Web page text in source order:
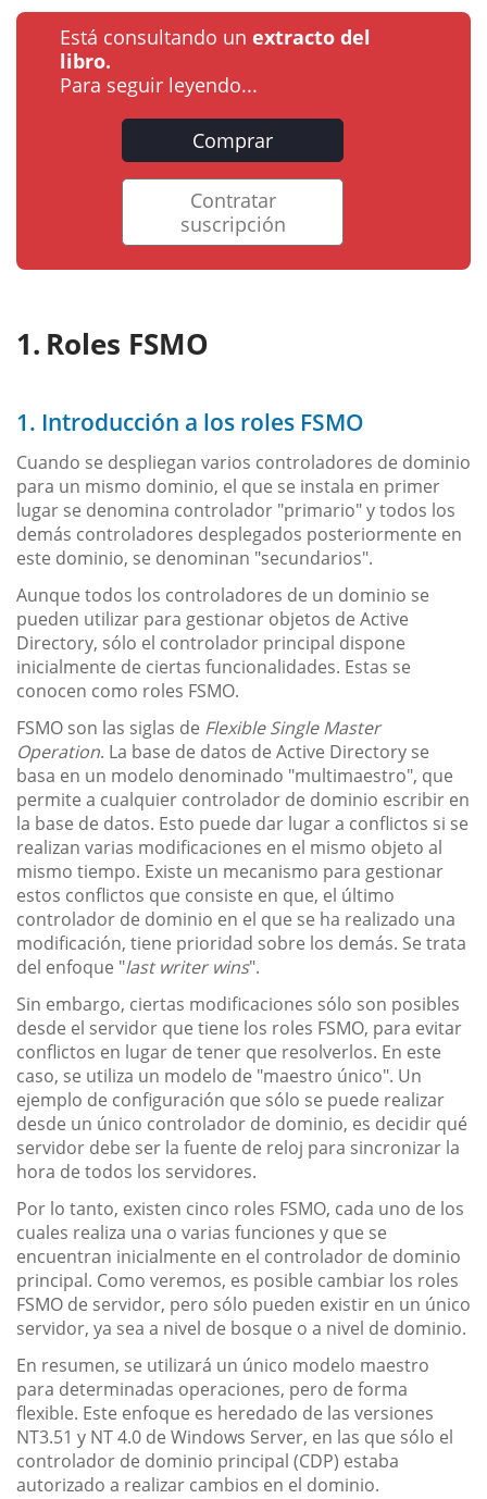
Está consultando un extracto del
libro.
Para seguir leyendo...
Comprar
Contratar
suscripción
Roles FSMO
1. Introducción a los roles FSMO
Cuando se despliegan varios controladores de dominio
para un mismo dominio, el que se instala en primer
lugar se denomina controlador "primario" y todos los
demás controladores desplegados posteriormente en
este dominio, se denominan "secundarios".
Aunque todos los controladores de un dominio se
pueden utilizar para gestionar objetos de Active
Directory, sólo el controlador principal dispone
inicialmente de ciertas funcionalidades. Estas se
conocen como roles FSMO.
FSMO son las siglas de Flexible Single Master
Operation. La base de datos de Active Directory se
basa en un modelo denominado "multimaestro", que
permite a cualquier controlador de dominio escribir en
la base de datos. Esto puede dar lugar a conflictos si se
realizan varias modificaciones en el mismo objeto al
mismo tiempo. Existe un mecanismo para gestionar
estos conflictos que consiste en que, el último
controlador de dominio en el que se ha realizado una
modificación, tiene prioridad sobre los demás. Se trata
del enfoque "last writer wins".
Sin embargo, ciertas modificaciones sólo son posibles
desde el servidor que tiene los roles FSMO, para evitar
conflictos en lugar de tener que resolverlos. En este
caso, se utiliza un modelo de "maestro único". Un
ejemplo de configuración que sólo se puede realizar
desde un único controlador de dominio, es decidir qué
servidor debe ser la fuente de reloj para sincronizar la
hora de todos los servidores.
Por lo tanto, existen cinco roles FSMO, cada uno de los
cuales realiza una o varias funciones y que se
encuentran inicialmente en el controlador de dominio
principal. Como veremos, es posible cambiar los roles
FSMO de servidor, pero sólo pueden existir en un único
servidor, ya sea a nivel de bosque o a nivel de dominio.
En resumen, se utilizará un único modelo maestro
para determinadas operaciones, pero de forma
flexible. Este enfoque es heredado de las versiones
NT3.51 y NT 4.0 de Windows Server, en las que sólo el
controlador de dominio principal (CDP) estaba
autorizado a realizar cambios en el dominio.